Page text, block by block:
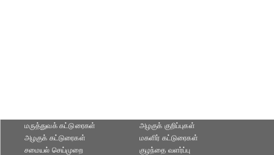
மருத்துவக் கட்டுரைகள்
அழகுக் கட்டுரைகள்
அழகுக் குறிப்புகள்
மகளிர் கட்டுரைகள்
சமையல் செய்முறை
குழந்தை வளர்ப்பு